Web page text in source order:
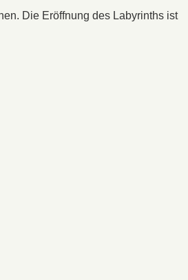
Die Eröffnung des Labyrinths ist